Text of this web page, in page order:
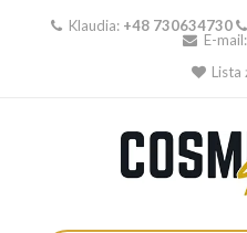
Klaudia: +48 730634730
E-mail:
Lista